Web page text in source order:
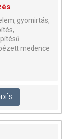
gyomirtás,
medence